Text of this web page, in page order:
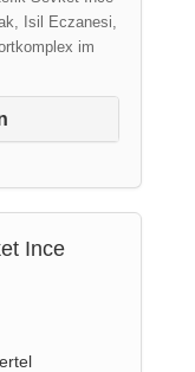
Isil Eczanesi,
im
Ince